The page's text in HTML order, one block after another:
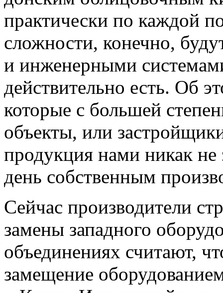
практически по каждой
сложности, конечно,
и инженерными
действительно есть. Об
которые с большей
объекты, или
продукция нами никак не
день собственным
Сейчас производители
замены западного
объединениях считают,
замещение